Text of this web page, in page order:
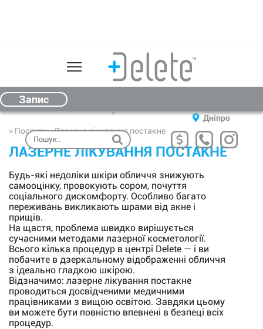
Послуги
Ціни
Обладнання
Відгуки
Косметика
Подарунковий сертифікат
Результати
Контакти
(067) 612-00-33
Дніпро
Запис
> Послуги > Лазерне лікування постакне
ЛАЗЕРНЕ ЛІКУВАННЯ ПОСТАКНЕ
Будь-які недоліки шкіри обличчя знижують
самооцінку, провокують сором, почуття
соціального дискомфорту. Особливо багато
переживань викликають шрами від акне і
прищів.
На щастя, проблема швидко вирішується
сучасними методами лазерної косметології.
Всього кілька процедур в центрі Delete — і ви
побачите в дзеркальному відображенні обличчя
з ідеально гладкою шкірою.
Відзначимо: лазерне лікування постакне
проводиться досвідченими медичними
працівниками з вищою освітою. Завдяки цьому
ви можете бути повністю впевнені в безпеці всіх
процедур.